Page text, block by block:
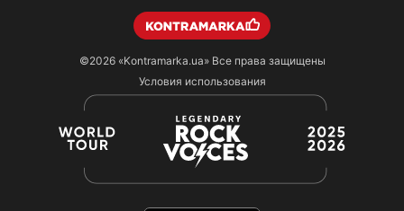
©2026 «Kontramarka.ua»Все права защищены
Условия использования